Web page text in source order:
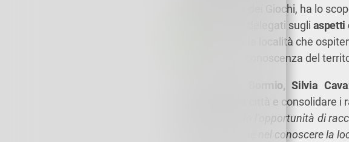
un anno prima dei Giochi, ha lo
Informare i delegati sugli aspetti
Presentare le località che
Favorire la conoscenza del
Sindaco di Bormio, Silvia
promuovere la città e consolidare
“Abbiamo avuto l’opportunità di
grande interesse nel conoscere la